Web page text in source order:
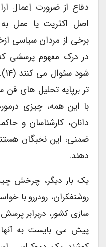
دفاع از ضرورت اِعمال
اصل اکثریت یا عمل به
برخی از مردان سیاسی
در درک مفهوم پرسشی
شود
تر برپایه تحلیل های فن
با این همه، چیزی
دانان، کارشناسان و
ضمنی، این نخبگان
دهند.
یک بار دیگر، چرخش
روشنفکران، رودررو با
سازی کشور، دربرابر پرسش
پیش می بایست به آنها